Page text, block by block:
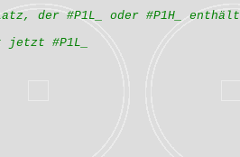
der #P1L_ oder #P1H_ enthält
#P1L_